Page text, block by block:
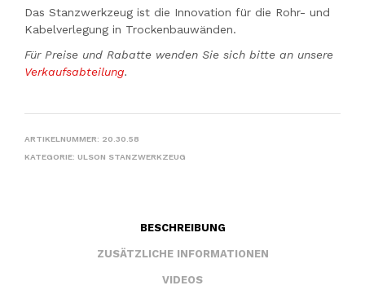
Das Stanzwerkzeug ist die Innovation für die Rohr- und
Kabelverlegung in Trockenbauwänden.
Für Preise und Rabatte wenden Sie sich bitte an unsere
Verkaufsabteilung.
ARTIKELNUMMER: 20.30.58
KATEGORIE: ULSON STANZWERKZEUG
BESCHREIBUNG
ZUSÄTZLICHE INFORMATIONEN
VIDEOS